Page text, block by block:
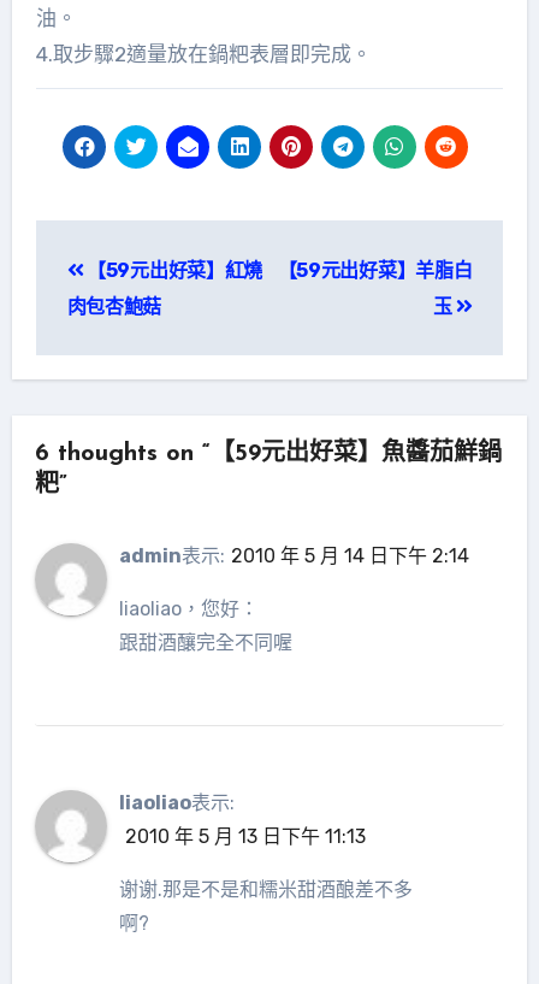
油。
4.取步驟2適量放在鍋粑表層即完成。
章
覽
【59元出好菜】紅燒
肉包杏鮑菇
【59元出好菜】羊脂白
玉
6 thoughts on “【59元出好菜】魚醬茄鮮鍋
粑”
admin表示: 2010 年 5 月 14 日下午 2:14
liaoliao，您好：
跟甜酒釀完全不同喔
liaoliao表示:
2010 年 5 月 13 日下午 11:13
谢谢.那是不是和糯米甜酒酿差不多
啊?